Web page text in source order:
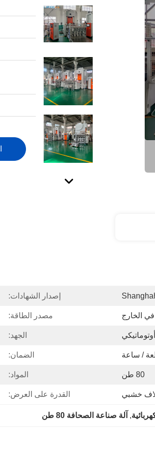
إصدار الشهادات:
في الخارج مصدر الطاقة:
أوتوماتيكي الجهد:
الضمان:
80 طن المواد:
خشبي القدرة على العرض:
, آلة صناعة الصحافة 80 طن